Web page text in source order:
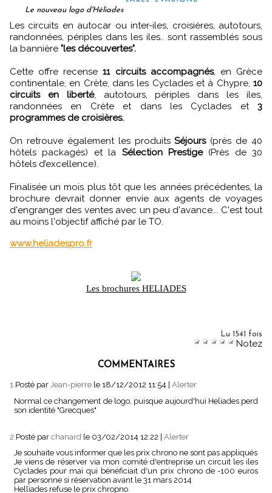
Le nouveau logo d'Héliades
Les circuits en autocar ou inter-iles, croisières, autotours,
randonnées, périples dans les iles.. sont rassemblés sous
la bannière "les découvertes".
Cette offre recense11 circuits accompagnés, en Grèce
continentale, en Crète, dans les Cyclades et à Chypre, 10
circuits en liberté, autotours, périples dans les iles,
randonnées en Crète et dans les Cyclades et 3
programmes de croisières.
On retrouve également les produitsSéjours(près de 40
hôtels packagés) et la Sélection Prestige(Près de 30
hôtels d’excellence).
Finalisée un mois plus tôt que les années précédentes, la
brochure devrait donner envie aux agents de voyages
d'engranger des ventes avec un peu d'avance... C'est tout
au moins l'objectif affiché par le TO.
www.heliadespro.fr
Les brochures HELIADES
Lu 1541 fois
Notez
COMMENTAIRES
1.Posté par Jean-pierre le 18/12/2012 11:54
Alerter
Normal ce changement de logo, puisque aujourd'hui Heliades perd
son identité "Grecques"
2. Posté par chanard le 03/02/2014 12:22 | Alerter
Je souhaite vous informer que les prix chrono ne sont pas appliqués
Je viens de réserver via mon comité d'entreprise un circuit les iles
Cyclades pour mai qui bénéficiait d'un prix chrono de -100 euros
par personne si réservation avant le 31 mars 2014
Helliades refuse le prix chropno